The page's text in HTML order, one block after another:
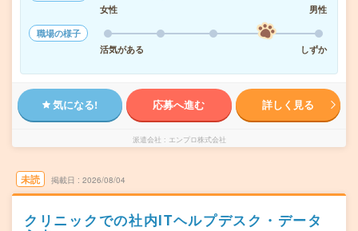
女性
男性
職場の様子
活気がある
しずか
気になる! 応募へ進む 詳しく見る
派遣会社 エンプロ株式会社
未読 掲載日 2026/08/04
クリニックでの社内ITヘルプデスク・データ